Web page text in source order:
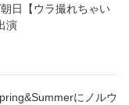
日【ウラ撮れちゃい
演
にノルウ